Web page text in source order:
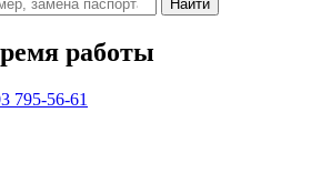
Найти
работы
795-56-61